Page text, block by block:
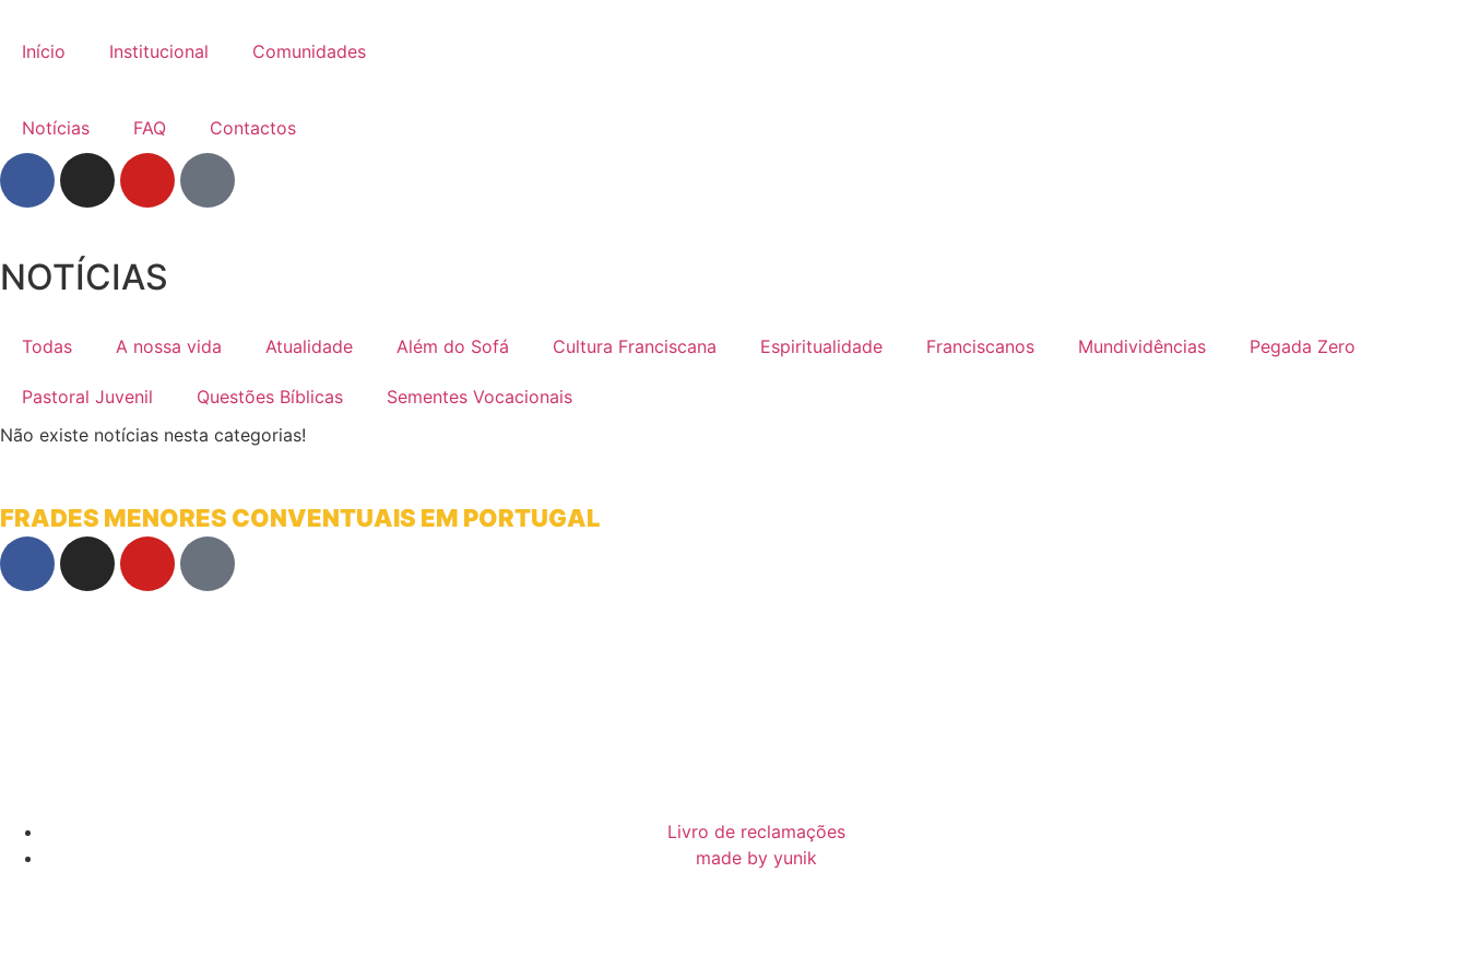
Início Institucional Comunidades
Notícias FAQ Contactos
NOTÍCIAS
Todas A nossa vida Atualidade Além do Sofá Cultura Franciscana Espiritualidade Franciscanos Mundividências Pegada Zero
Pastoral Juvenil Questões Bíblicas
Sementes Vocacionais
Não existe notícias nesta categorias!
FRADES MENORES CONVENTUAIS EM PORTUGAL
Livro de reclamações
made by yunik